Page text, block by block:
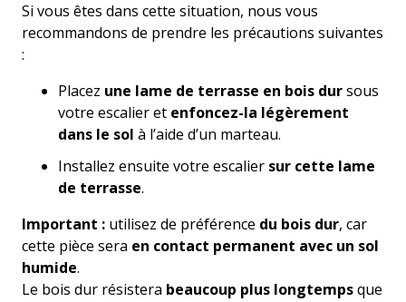
Si vous êtes dans cette situation, nous vous
recommandons de prendre les précautions suivantes
:
Placez une lame de terrasse en bois dursous
votre escalier et enfoncez-la légèrement
dans le sol à l’aide d’un marteau.
Installez ensuite votre escalier sur cette lame
de terrasse.
Important : utilisez de préférence du bois dur, car
cette pièce sera en contact permanent avec un sol
humide.
Le bois dur résistera beaucoup plus longtempsque